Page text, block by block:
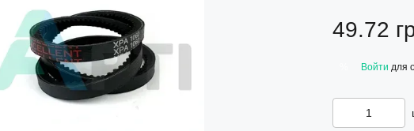
49.72
Войти для